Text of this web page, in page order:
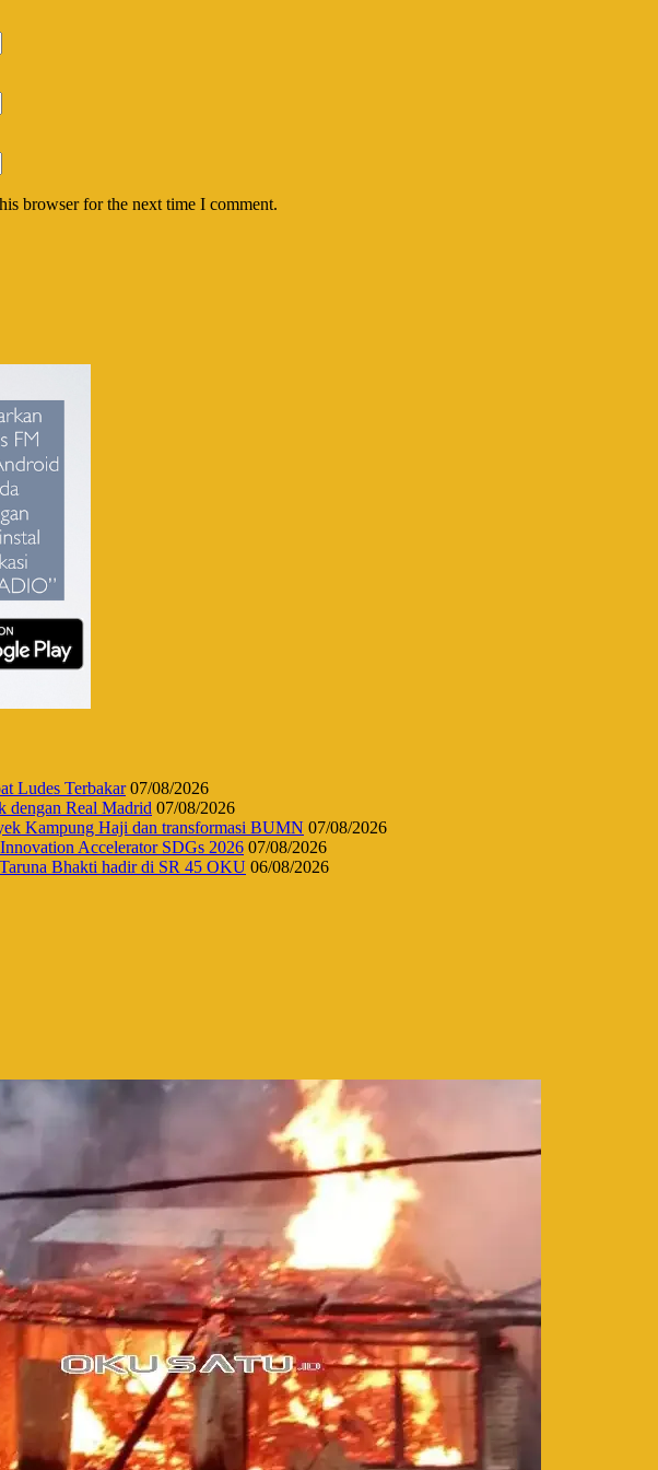
browser for the next time I comment.
Ludes Terbakar 07/08/2026
dengan Real Madrid 07/08/2026
Kampung Haji dan transformasi BUMN 07/08/2026
Accelerator SDGs 2026 07/08/2026
Bhakti hadir di SR 45 OKU 06/08/2026
MH Themes